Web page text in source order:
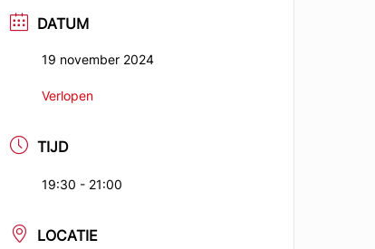
DATUM
19 november 2024
Verlopen
TIJD
19:30 - 21:00
LOCATIE